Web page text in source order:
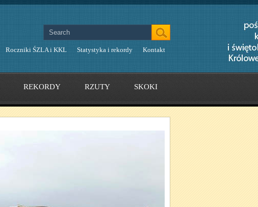
Roczniki ŚZLA i KKL Statystyka i rekordy Kontakt
REKORDY RZUTY SKOKI